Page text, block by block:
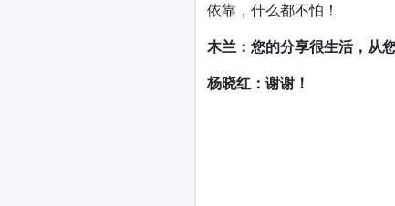
依靠，什么都不怕！
木兰：您的分享很生活，从
杨晓红：谢谢！